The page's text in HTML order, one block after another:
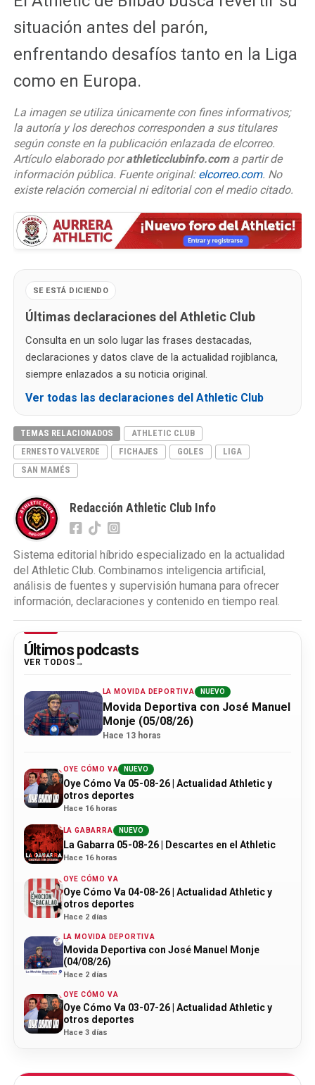
situación antes del parón,
enfrentando desafíos tanto en la Liga
como en Europa.
La imagen se utiliza únicamente con fines informativos;
la autoría y los derechos corresponden a sus titulares
según conste en la publicación enlazada de elcorreo.
Artículo elaborado porathleticclubinfo.coma partir de
información pública. Fuente original: elcorreo.com. No
existe relación comercial ni editorial con el medio citado.
SE ESTÁ DICIENDO
Últimas declaraciones del Athletic Club
Consulta en un solo lugar las frases destacadas,
declaraciones y datos clave de la actualidad rojiblanca,
siempre enlazados a su noticia original.
Ver todas las declaraciones del Athletic Club
TEMAS RELACIONADOS
ATHLETIC CLUB
ERNESTO VALVERDE
FICHAJES GOLES
LIGA
SAN MAMÉS
Redacción Athletic Club Info
Sistema editorial híbrido especializado en la actualidad
del Athletic Club. Combinamos inteligencia artificial,
análisis de fuentes y supervisión humana para ofrecer
información, declaraciones y contenido en tiempo real.
Últimos podcasts
VER TODOS
LA MOVIDA DEPORTIVA NUEVO
Movida Deportiva con José Manuel
Monje (05/08/26)
Hace 13 horas
OYE CÓMO VA NUEVO
Oye Cómo Va 05-08-26 | Actualidad Athletic y
otros deportes
Hace 16 horas
LA GABARRA NUEVO
La Gabarra 05-08-26 | Descartes en el Athletic
Hace 16 horas
OYE CÓMO VA
Oye Cómo Va 04-08-26 | Actualidad Athletic y
otros deportes
Hace 2 días
LA MOVIDA DEPORTIVA
Movida Deportiva con José Manuel Monje
(04/08/26)
Hace 2 días
OYE CÓMO VA
Oye Cómo Va 03-07-26 | Actualidad Athletic y
otros deportes
Hace 3 días